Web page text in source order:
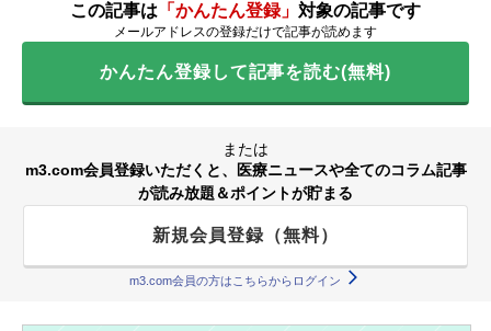
この記事は 「かんたん登録」 対象の記事です
メールアドレスの登録だけで記事が読めます
かんたん登録して記事を読む(無料)
または
m3.com会員登録いただくと、医療ニュースや全てのコラム記事
が読み放題＆ポイントが貯まる
新規会員登録（無料）
m3.com会員の方はこちらからログイン